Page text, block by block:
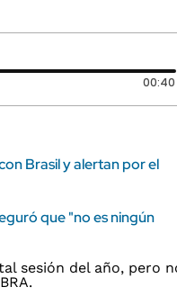
00:40
Brasil y alertan por el
que "no es ningún